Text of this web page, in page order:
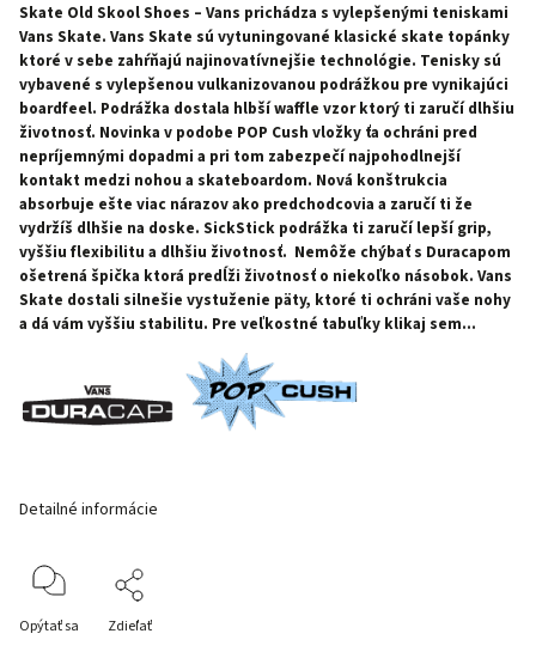
Skate Old Skool Shoes – Vans prichádza s vylepšenými teniskami
Vans Skate. Vans Skate sú vytuningované klasické skate topánky
ktoré v sebe zahŕňajú najinovatívnejšie technológie. Tenisky sú
vybavené s vylepšenou vulkanizovanou podrážkou pre vynikajúci
boardfeel. Podrážka dostala hlbší waffle vzor ktorý ti zaručí dlhšiu
životnosť. Novinka v podobe POP Cush vložky ťa ochráni pred
nepríjemnými dopadmi a pri tom zabezpečí najpohodlnejší
kontakt medzi nohou a skateboardom. Nová konštrukcia
absorbuje ešte viac nárazov ako predchodcovia a zaručí ti že
vydržíš dlhšie na doske. SickStick podrážka ti zaručí lepší grip,
vyššiu flexibilitu a dlhšiu životnosť. Nemôže chýbať s Duracapom
ošetrená špička ktorá predĺži životnosť o niekoľko násobok. Vans
Skate dostali silnešie vystuženie päty, ktoré ti ochráni vaše nohy
a dá vám vyššiu stabilitu. Pre veľkostné tabuľky klikaj sem...
Detailné informácie
Opýtať sa Zdieľať